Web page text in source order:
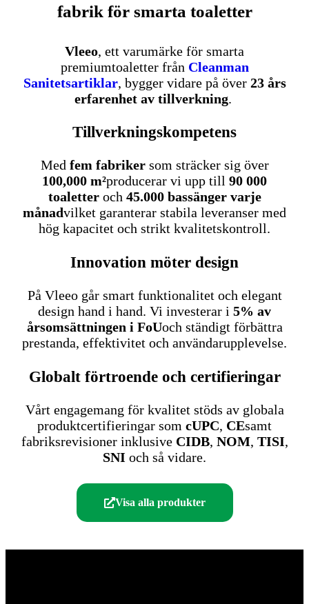
fabrik för smarta toaletter
Vleeo, ett varumärke för smarta
premiumtoaletter från Cleanman
Sanitetsartiklar, bygger vidare på över 23 års
erfarenhet av tillverkning.
Tillverkningskompetens
Med fem fabrikersom sträcker sig över
100,000 m²producerar vi upp till 90 000
toaletteroch 45.000 bassänger varje
månadvilket garanterar stabila leveranser med
hög kapacitet och strikt kvalitetskontroll.
Innovation möter design
På Vleeo går smart funktionalitet och elegant
design hand i hand. Vi investerar i 5% av
årsomsättningen i FoUoch ständigt förbättra
prestanda, effektivitet och användarupplevelse.
Globalt förtroende och certifieringar
Vårt engagemang för kvalitet stöds av globala
produktcertifieringar som cUPC, CEsamt
fabriksrevisioner inklusive CIDB, NOM, TISI,
SNI och så vidare.
Visa alla produkter